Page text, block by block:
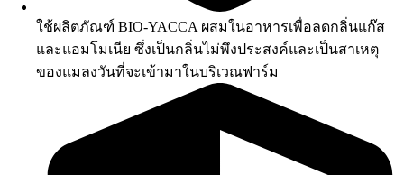
ใช้ผลิตภัณฑ์ BIO-YACCA ผสมในอาหารเพื่อลดกลิ่นแก๊ส
และแอมโมเนีย ซึ่งเป็นกลิ่นไม่พึงประสงค์และเป็นสาเหตุ
ของแมลงวันที่จะเข้ามาในบริเวณฟาร์ม